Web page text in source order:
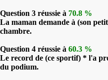
Question 3 réussie à 70.8 %
La maman demande à (son
chambre.
Question 4 réussie à 60.3 %
Le record de (ce sportif) * l'a
du podium.